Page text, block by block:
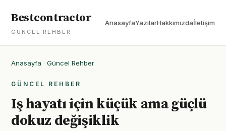
Bestcontractor
GÜNCEL REHBER
AnasayfaYazılarHakkımızdaİletişim
Anasayfa · Güncel Rehber
GÜNCEL REHBER
Iş hayatı için küçük ama güçlü
dokuz değişiklik